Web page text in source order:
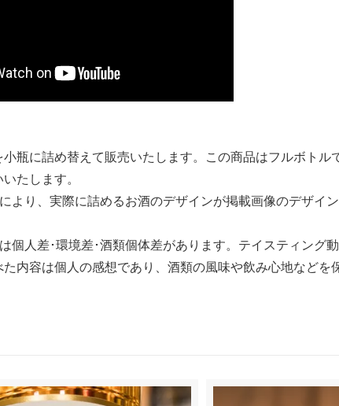
瓶に詰め替えて販売いたします。この商品はフルボトル
たします。
より、実際に詰めるお酒のデザインが掲載画像のデザイ
個人差･環境差･酒類個体差があります。テイスティング
内容は個人の感想であり、酒類の風味や飲み心地などを